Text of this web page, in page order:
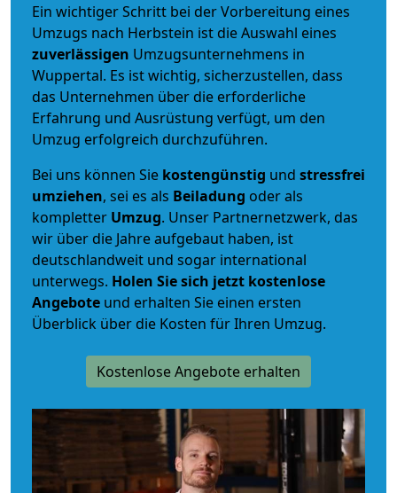
Ein wichtiger Schritt bei der Vorbereitung eines
Umzugs nach Herbstein ist die Auswahl eines
zuverlässigen Umzugsunternehmens in
Wuppertal. Es ist wichtig, sicherzustellen, dass
das Unternehmen über die erforderliche
Erfahrung und Ausrüstung verfügt, um den
Umzug erfolgreich durchzuführen.
Bei uns können Sie kostengünstig und stressfrei
umziehen, sei es als Beiladung oder als
kompletter Umzug. Unser Partnernetzwerk, das
wir über die Jahre aufgebaut haben, ist
deutschlandweit und sogar international
unterwegs. Holen Sie sich jetzt kostenlose
Angebote und erhalten Sie einen ersten
Überblick über die Kosten für Ihren Umzug.
Kostenlose Angebote erhalten